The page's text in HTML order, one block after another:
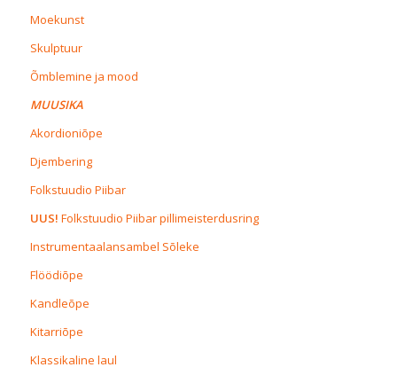
Moekunst
Skulptuur
Õmblemine ja mood
MUUSIKA
Akordioniõpe
Djembering
Folkstuudio Piibar
UUS! Folkstuudio Piibar pillimeisterdusring
Instrumentaalansambel Sõleke
Flöödiõpe
Kandleõpe
Kitarriõpe
Klassikaline laul